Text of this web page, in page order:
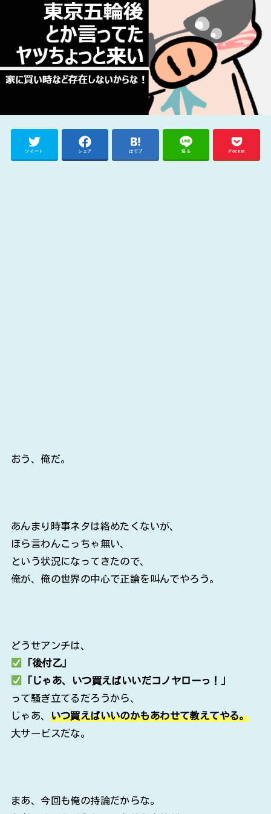
ツイート シェア はてブ 送る Pocket
おう、俺だ。
あんまり時事ネタは絡めたくないが、
ほら言わんこっちゃ無い、
という状況になってきたので、
俺が、俺の世界の中心で正論を叫んでやろう。
どうせアンチは、
「後付乙」
「じゃあ、いつ買えばいいだコノヤローっ！」
って騒ぎ立てるだろうから、
じゃあ、 いつ買えばいいのかもあわせて教えてやる。
大サービスだな。
まあ、今回も俺の持論だからな。